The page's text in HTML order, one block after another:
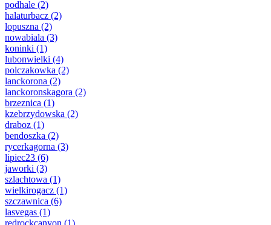
podhale (2)
halaturbacz (2)
lopuszna (2)
nowabiala (3)
koninki (1)
lubonwielki (4)
polczakowka (2)
lanckorona (2)
lanckoronskagora (2)
brzeznica (1)
kzebrzydowska (2)
draboz (1)
bendoszka (2)
rycerkagorna (3)
lipiec23 (6)
jaworki (3)
szlachtowa (1)
wielkirogacz (1)
szczawnica (6)
lasvegas (1)
redrockcanyon (1)